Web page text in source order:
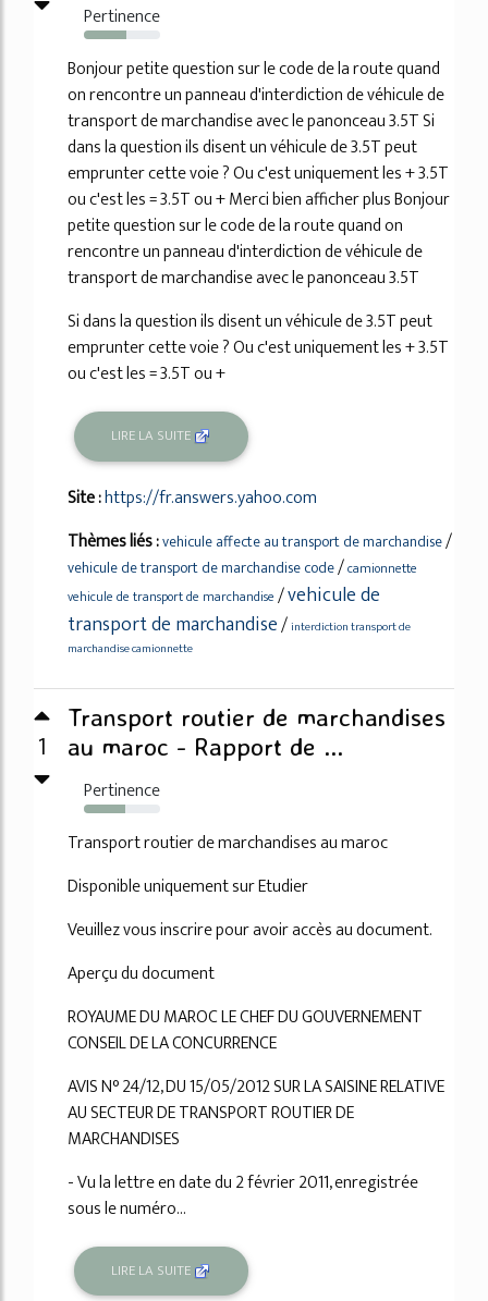
Pertinence
56%
Bonjour petite question sur le code de la route quand
on rencontre un panneau d'interdiction de véhicule de
transport de marchandise avec le panonceau 3.5T Si
dans la question ils disent un véhicule de 3.5T peut
emprunter cette voie ? Ou c'est uniquement les + 3.5T
ou c'est les = 3.5T ou + Merci bien afficher plus Bonjour
petite question sur le code de la route quand on
rencontre un panneau d'interdiction de véhicule de
transport de marchandise avec le panonceau 3.5T
Si dans la question ils disent un véhicule de 3.5T peut
emprunter cette voie ? Ou c'est uniquement les + 3.5T
ou c'est les = 3.5T ou +
LIRE LA SUITE
Site :https://fr.answers.yahoo.com
Thèmes liés :vehicule affecte au transport de marchandise/
vehicule de transport de marchandise code/camionnette
vehicule de transport de marchandise /vehicule de
transport de marchandise/interdiction transport de
marchandise camionnette
1
Transport routier de marchandises
au maroc - Rapport de ...
Pertinence
54%
Transport routier de marchandises au maroc
Disponible uniquement sur Etudier
Veuillez vous inscrire pour avoir accès au document.
Aperçu du document
ROYAUME DU MAROC LE CHEF DU GOUVERNEMENT
CONSEIL DE LA CONCURRENCE
AVIS N° 24/12, DU 15/05/2012 SUR LA SAISINE RELATIVE
AU SECTEUR DE TRANSPORT ROUTIER DE
MARCHANDISES
- Vu la lettre en date du 2 février 2011, enregistrée
sous le numéro...
LIRE LA SUITE